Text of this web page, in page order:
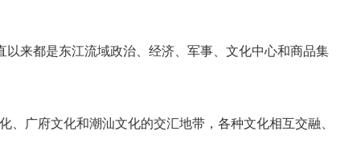
以来都是东江流域政治、经济、军事、文化中心和商品集
广府文化和潮汕文化的交汇地带，各种文化相互交融、